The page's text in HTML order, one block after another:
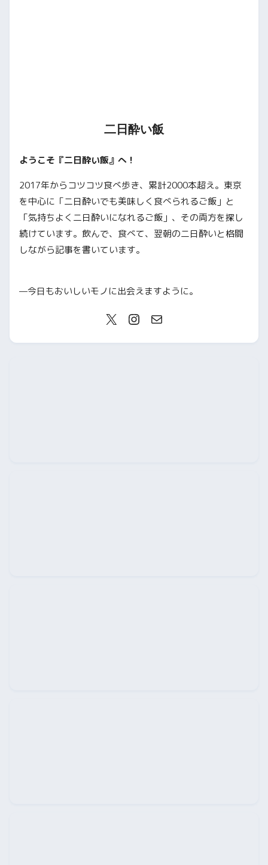
二日酔い飯
ようこそ『二日酔い飯』へ！
2017年からコツコツ食べ歩き、累計2000本超え。東京
を中心に「二日酔いでも美味しく食べられるご飯」と
「気持ちよく二日酔いになれるご飯」、その両方を探し
続けています。飲んで、食べて、翌朝の二日酔いと格闘
しながら記事を書いています。
—今日もおいしいモノに出会えますように。